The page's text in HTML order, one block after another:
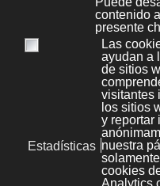
consumidor», en
bi?.tu?.si?.
A veces, estas
Business-to-
al cliente», en
estrategia que
empresas
directamente al